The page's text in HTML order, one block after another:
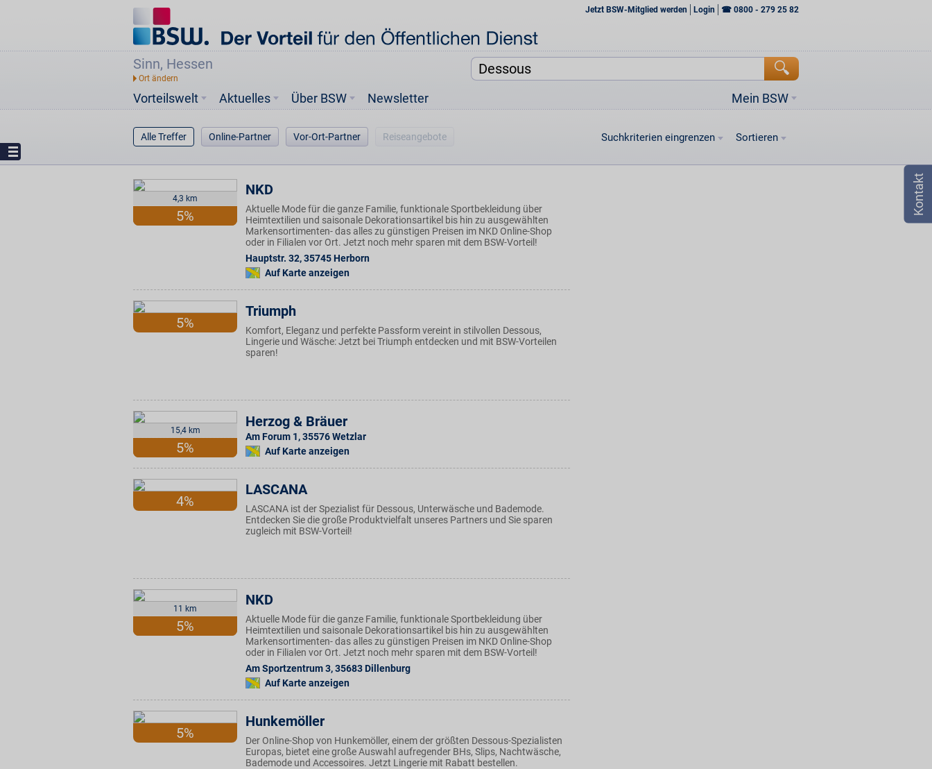
Jetzt BSW-Mitglied werden Login ☎ 0800 - 279 25 82
Sinn, Hessen
Vorteilswelt Mein BSW
Aktuelles Über BSW Newsletter
Alle Treffer Online-Partner Vor-Ort-Partner Reiseangebote Suchkriterien eingrenzen Sortieren
4,3 km
5%
NKD
Aktuelle Mode für die ganze Familie, funktionale Sportbekleidung über
Heimtextilien und saisonale Dekorationsartikel bis hin zu ausgewählten
Markensortimenten- das alles zu günstigen Preisen im NKD Online-Shop
oder in Filialen vor Ort. Jetzt noch mehr sparen mit dem BSW-Vorteil!
Hauptstr. 32,35745 Herborn
Auf Karte anzeigen
5%
Triumph
Komfort, Eleganz und perfekte Passform vereint in stilvollen Dessous,
Lingerie und Wäsche: Jetzt bei Triumph entdecken und mit BSW-Vorteilen
sparen!
15,4 km
5%
Herzog & Bräuer
Am Forum 1,35576Wetzlar
Auf Karte anzeigen
4%
LASCANA
LASCANA ist der Spezialist für Dessous, Unterwäsche und Bademode.
Entdecken Sie die große Produktvielfalt unseres Partners und Sie sparen
zugleich mit BSW-Vorteil!
11 km
5%
NKD
Aktuelle Mode für die ganze Familie, funktionale Sportbekleidung über
Heimtextilien und saisonale Dekorationsartikel bis hin zu ausgewählten
Markensortimenten- das alles zu günstigen Preisen im NKD Online-Shop
oder in Filialen vor Ort. Jetzt noch mehr sparen mit dem BSW-Vorteil!
Am Sportzentrum 3,35683 Dillenburg
Auf Karte anzeigen
5%
Hunkemöller
Der Online-Shop von Hunkemöller, einem der größten Dessous-Spezialisten
Europas, bietet eine große Auswahl aufregender BHs, Slips, Nachtwäsche,
Bademode und Accessoires. Jetzt Lingerie mit Rabatt bestellen.